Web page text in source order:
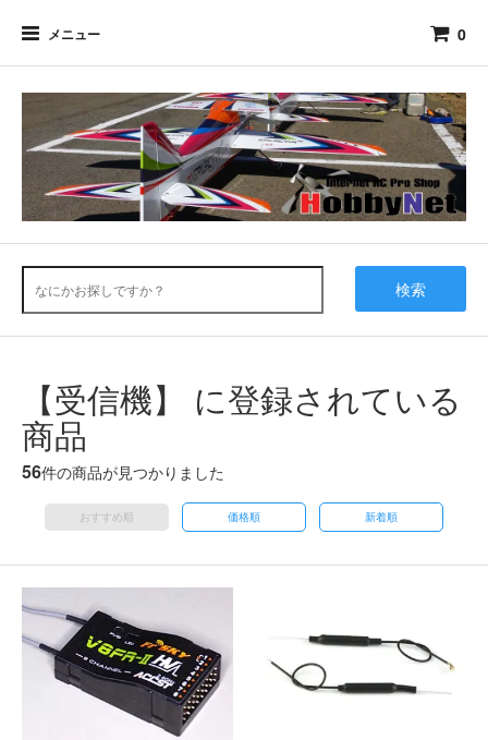
メニュー 0
検索
【受信機】 に登録されている
商品
56件の商品が見つかりました
おすすめ順 価格順 新着順